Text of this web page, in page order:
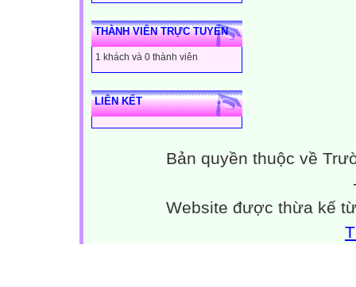
THÀNH VIÊN TRỰC TUYẾN
1 khách và 0 thành viên
LIÊN KẾT
Bản quyền thuộc về
Website được thừa kế